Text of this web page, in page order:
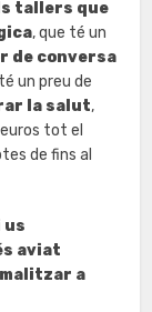
tallers que
, que té un
de conversa
un preu de
la salut,
tot el
de fins al
us
aviat
a